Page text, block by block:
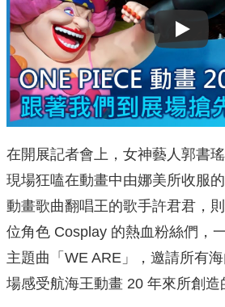
Play
在開展記者會上，女神藝人郭書
現場狂嗑在動畫中由娜美所收服
動畫歌曲翻唱王的歌手許君君，
位角色 Cosplay 的熱血粉絲們，
主題曲「WE ARE」，邀請所有
場感受航海王動畫 20 年來所創造